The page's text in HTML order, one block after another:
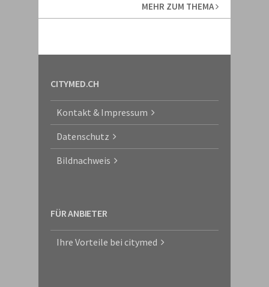
MEHR ZUM THEMA
CITYMED.CH
Kontakt & Impressum
Datenschutz
Bildnachweis
FÜR ANBIETER
Ihre Vorteile bei citymed